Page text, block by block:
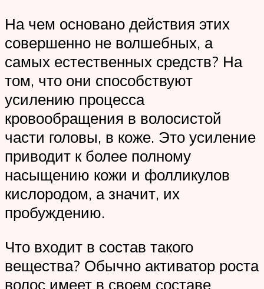
На чем основано действия этих
совершенно не волшебных, а
самых естественных средств? На
том, что они способствуют
усилению процесса
кровообращения в волосистой
части головы, в коже. Это усиление
приводит к более полному
насыщению кожи и фолликулов
кислородом, а значит, их
пробуждению.
Что входит в состав такого
вещества? Обычно активатор роста
волос имеет в своем составе